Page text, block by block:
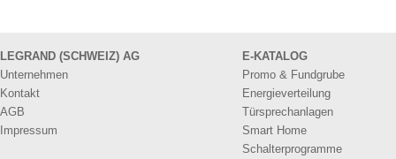
LEGRAND (SCHWEIZ) AG
Unternehmen
Kontakt
AGB
Impressum
E-KATALOG
Promo & Fundgrube
Energieverteilung
Türsprechanlagen
Smart Home
Schalterprogramme